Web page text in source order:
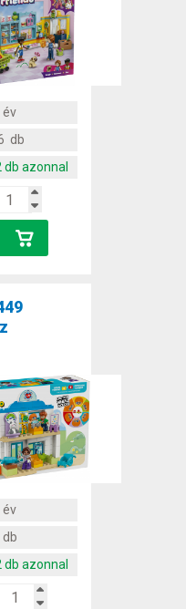
év
db
db azonnal
db azonnal